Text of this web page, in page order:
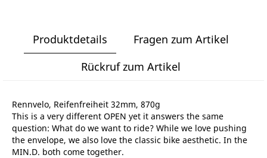
Produktdetails
Fragen zum Artikel
Rückruf zum Artikel
Rennvelo, Reifenfreiheit 32mm, 870g
This is a very different OPEN yet it answers the same
question: What do we want to ride? While we love pushing
the envelope, we also love the classic bike aesthetic. In the
MIN.D. both come together.